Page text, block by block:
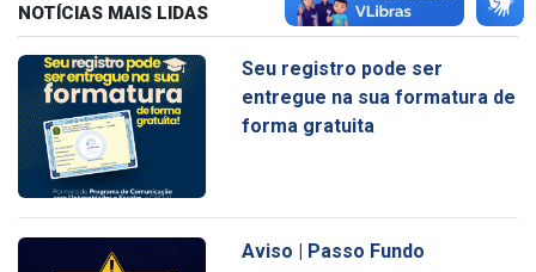
NOTÍCIAS MAIS LIDAS
Seu registro pode ser
entregue na sua formatura de
forma gratuita
Aviso | Passo Fundo